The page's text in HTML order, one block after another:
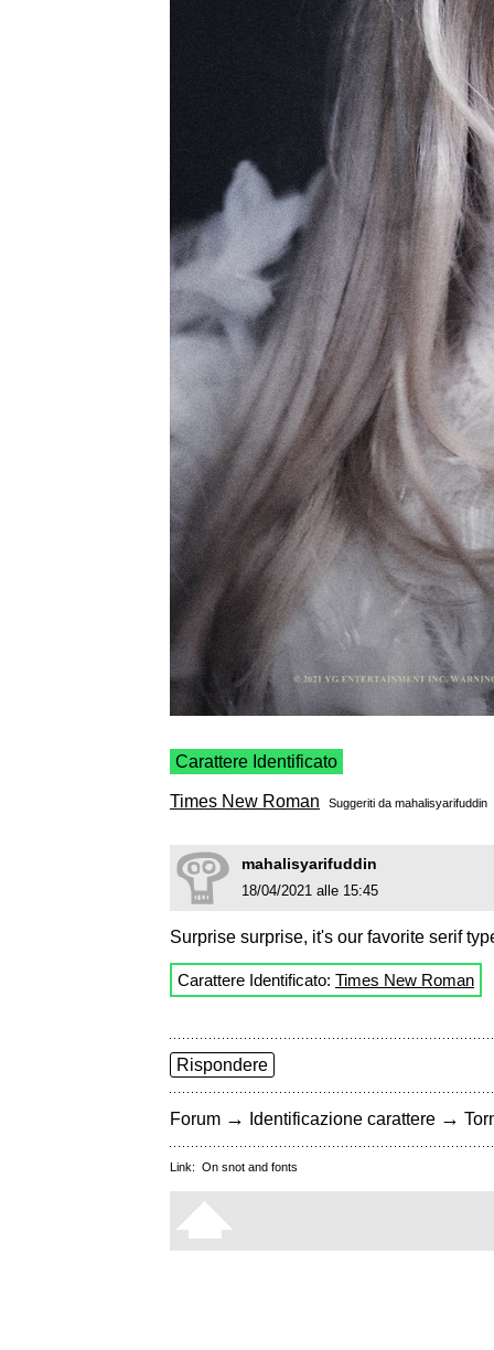
Carattere Identificato
Times New Roman Suggeriti da mahalisyarifuddin
mahalisyarifuddin
18/04/2021 alle 15:45
Surprise surprise, it's our favorite serif
Carattere Identificato: Times New Roman
Rispondere
Forum → Identificazione carattere →
Link: On snot and fonts